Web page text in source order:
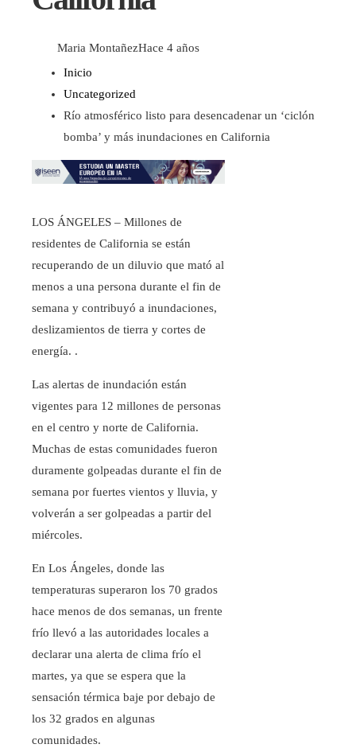
Maria MontañezHace 4 años
Inicio
Uncategorized
Río atmosférico listo para desencadenar un ‘ciclón
bomba’ y más inundaciones en California
LOS ÁNGELES – Millones de
residentes de California se están
recuperando de un diluvio que mató al
menos a una persona durante el fin de
semana y contribuyó a inundaciones,
deslizamientos de tierra y cortes de
energía. .
Las alertas de inundación están
vigentes para 12 millones de personas
en el centro y norte de California.
Muchas de estas comunidades fueron
duramente golpeadas durante el fin de
semana por fuertes vientos y lluvia, y
volverán a ser golpeadas a partir del
miércoles.
En Los Ángeles, donde las
temperaturas superaron los 70 grados
hace menos de dos semanas, un frente
frío llevó a las autoridades locales a
declarar una alerta de clima frío el
martes, ya que se espera que la
sensación térmica baje por debajo de
los 32 grados en algunas
comunidades.